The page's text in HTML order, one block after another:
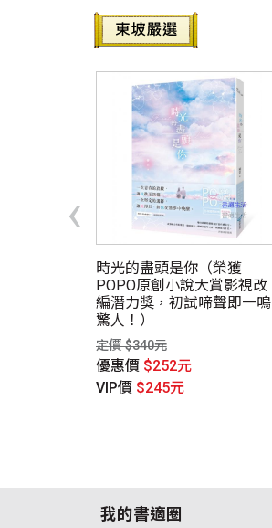
時光的盡頭是你（榮獲
POPO原創小說大賞影視改
編潛力獎，初試啼聲即一鳴
驚人！）
定價 $340元
優惠價 $252元
VIP價 $245元
‹
我的書適圈